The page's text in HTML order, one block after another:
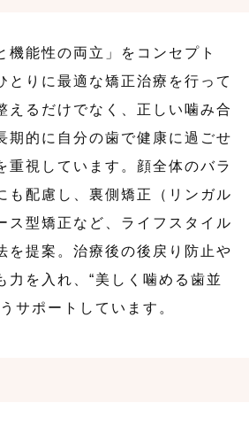
機能性の両立」をコンセプト
とりに最適な矯正治療を行って
えるだけでなく、正しい噛み合
期的に自分の歯で健康に過ごせ
重視しています。顔全体のバラ
も配慮し、裏側矯正（リンガル
ス型矯正など、ライフスタイル
を提案。治療後の後戻り防止や
力を入れ、“美しく噛める歯並
サポートしています。